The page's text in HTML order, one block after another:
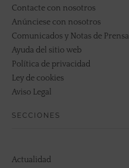
Contacte con nosotros
Anúnciese con nosotros
Comunicados y Notas de Prensa
Ayuda del sitio web
Política de privacidad
Ley de cookies
Aviso Legal
SECCIONES
Actualidad